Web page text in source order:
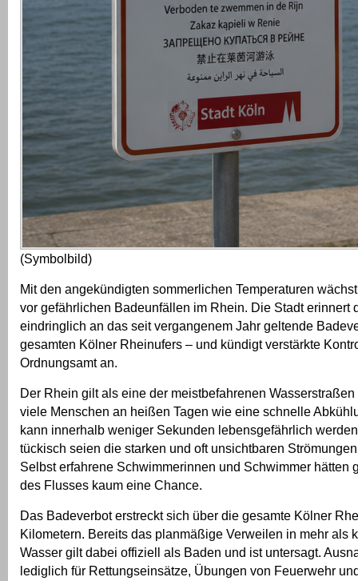
(Symbolbild)
Mit den angekündigten sommerlichen Temperaturen
vor gefährlichen Badeunfällen im Rhein. Die Stadt erinnert
eindringlich an das seit vergangenem Jahr geltende
gesamten Kölner Rheinufers – und kündigt verstärkte
Ordnungsamt an.
Der Rhein gilt als eine der meistbefahrenen Wasserstraßen
viele Menschen an heißen Tagen wie eine schnelle
kann innerhalb weniger Sekunden lebensgefährlich
tückisch seien die starken und oft unsichtbaren
Selbst erfahrene Schwimmerinnen und Schwimmer hätten
des Flusses kaum eine Chance.
Das Badeverbot erstreckt sich über die gesamte Kölner
Kilometern. Bereits das planmäßige Verweilen in mehr als
Wasser gilt dabei offiziell als Baden und ist untersagt.
lediglich für Rettungseinsätze, Übungen von Feuerwehr